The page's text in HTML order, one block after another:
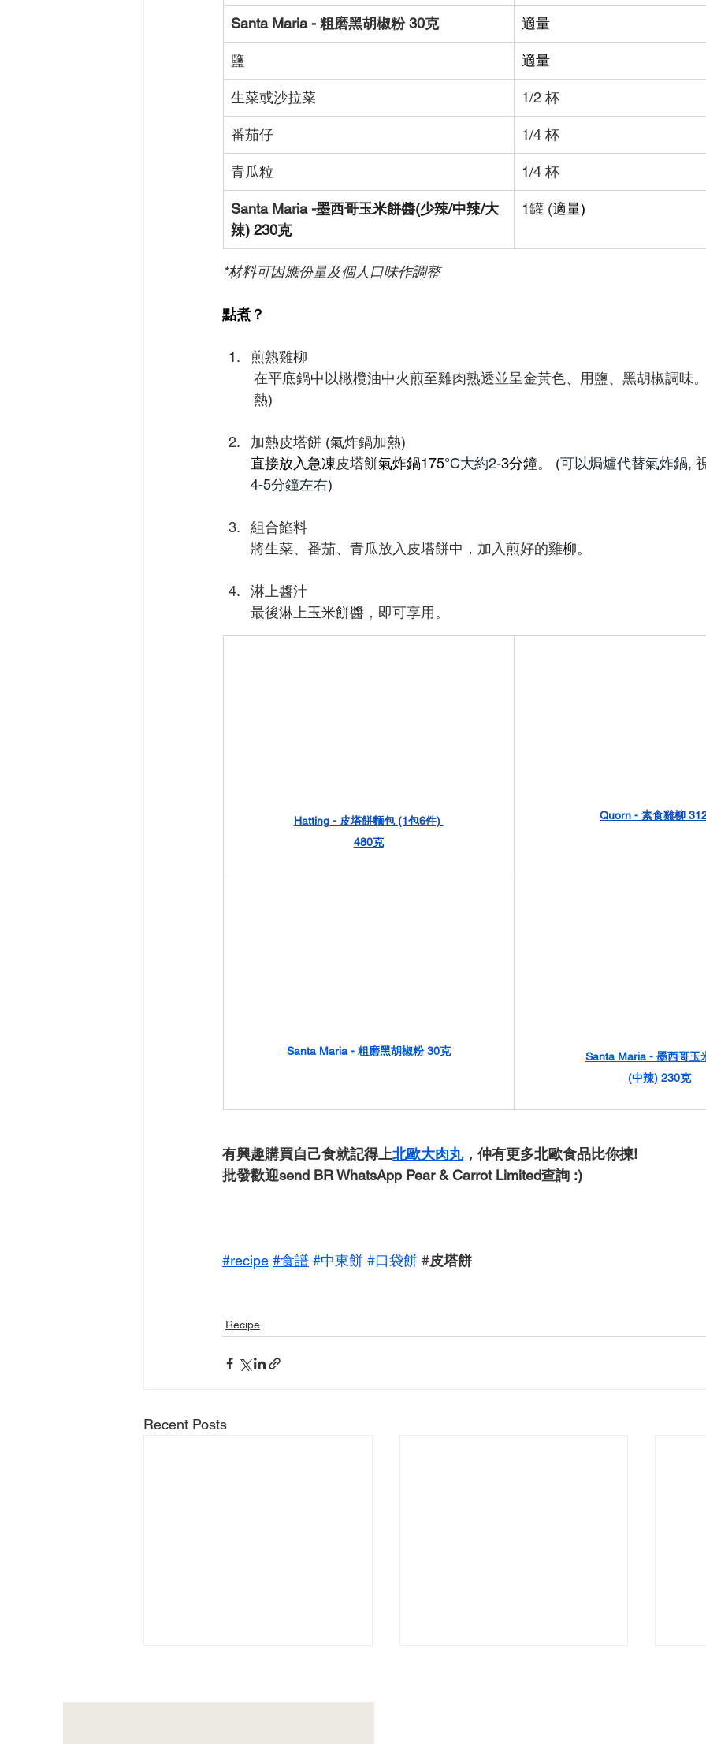
Santa Maria - 粗磨黑胡椒粉 30克 適量
鹽 適量
生菜或沙拉菜 1/2 杯
番茄仔 1/4 杯
青瓜粒 1/4 杯
Santa Maria -墨西哥玉米餅醬(少辣/中辣/大
辣) 230克
1罐 (適量)
*材料可因應份量及個人口味作調整
點煮？
煎熟雞柳
在平底鍋中以橄欖油中火煎至雞肉熟透並呈金黃色、用鹽、黑胡椒調味
熱)
加熱皮塔餅 (氣炸鍋加熱)
直接放入急凍皮塔餅氣炸鍋175°C大約2-3分鐘。
(可以焗爐代替氣炸鍋,
4-5分鐘左右)
組合餡料
將生菜、番茄、青瓜放入皮塔餅中，加入煎好的雞柳。
淋上醬汁
最後淋上玉米餅醬 ，即可享用。
Hatting - 皮塔餅麵包 (1包6件)
480克
Quorn - 素食雞柳
Santa Maria - 粗磨黑胡椒粉 30克
Santa Maria - 墨西哥玉
(中辣) 230克
有興趣購買自己食就記得上北歐大肉丸，仲有更多北歐食品比你揀!
批發歡迎send BR WhatsApp Pear & Carrot Limited查詢 :)
#recipe #食譜 #中東餅 #口袋餅 #皮塔餅
Recipe
Recent Posts